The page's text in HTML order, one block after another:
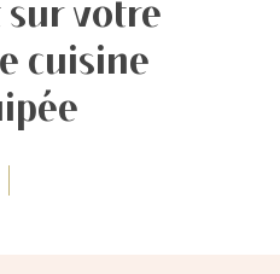
votre
cuisine